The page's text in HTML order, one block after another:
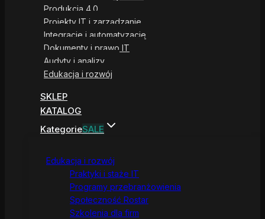
Produkcja 4.0
Projekty IT i zarządzanie
Integracje i automatyzacje
Dokumenty i prawo IT
Audyty i analizy
Edukacja i rozwój
SKLEP
KATALOG
KategorieSALE
Edukacja i rozwój
Praktyki i staże IT
Programy przebranżowienia
Społeczność Rostar
Szkolenia dla firm